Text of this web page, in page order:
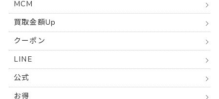
MCM
買取金額Up
クーポン
LINE
公式
お得